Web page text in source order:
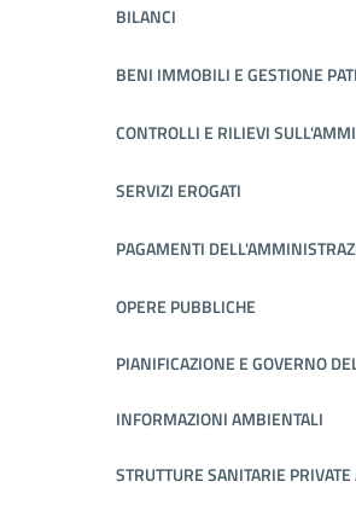
BILANCI
BENI IMMOBILI E GESTIONE
CONTROLLI E RILIEVI
SERVIZI EROGATI
PAGAMENTI
OPERE PUBBLICHE
PIANIFICAZIONE E GOVERNO
INFORMAZIONI AMBIENTALI
STRUTTURE SANITARIE PRIVATE